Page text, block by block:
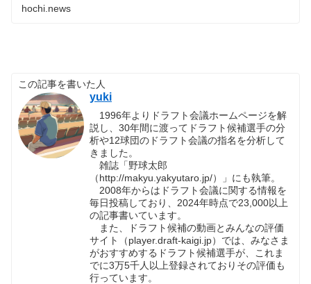
hochi.news
この記事を書いた人
yuki
1996年よりドラフト会議ホームページを解
説し、30年間に渡ってドラフト候補選手の分
析や12球団のドラフト会議の指名を分析して
きました。
雑誌「野球太郎
（http://makyu.yakyutaro.jp/）」にも執筆。
2008年からはドラフト会議に関する情報を
毎日投稿しており、2024年時点で23,000以上
の記事書いています。
また、ドラフト候補の動画とみんなの評価
サイト（player.draft-kaigi.jp）では、みなさま
がおすすめするドラフト候補選手が、これま
でに3万5千人以上登録されておりその評価も
行っています。